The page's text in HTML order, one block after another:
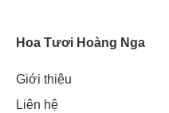
Hoa Tươi Hoàng Nga
Giới thiệu
Liên hệ